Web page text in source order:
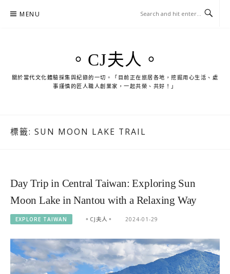
MENU
。CJ夫人。
關於當代文化體驗採集與紀錄的一切。「目前正在旅居各地，挖掘用心生活、處
事謹慎的匠人職人創業家，一起共榮、共好！」
標籤: SUN MOON LAKE TRAIL
Day Trip in Central Taiwan: Exploring Sun
Moon Lake in Nantou with a Relaxing Way
EXPLORE TAIWAN 。CJ夫人。 2024-01-29